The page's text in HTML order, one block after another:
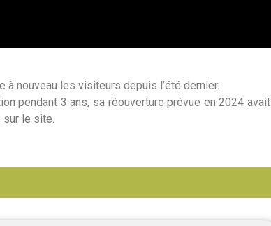
à nouveau les visiteurs depuis l’été dernier.
pendant 3 ans, sa réouverture prévue en 2024 avait
le site.